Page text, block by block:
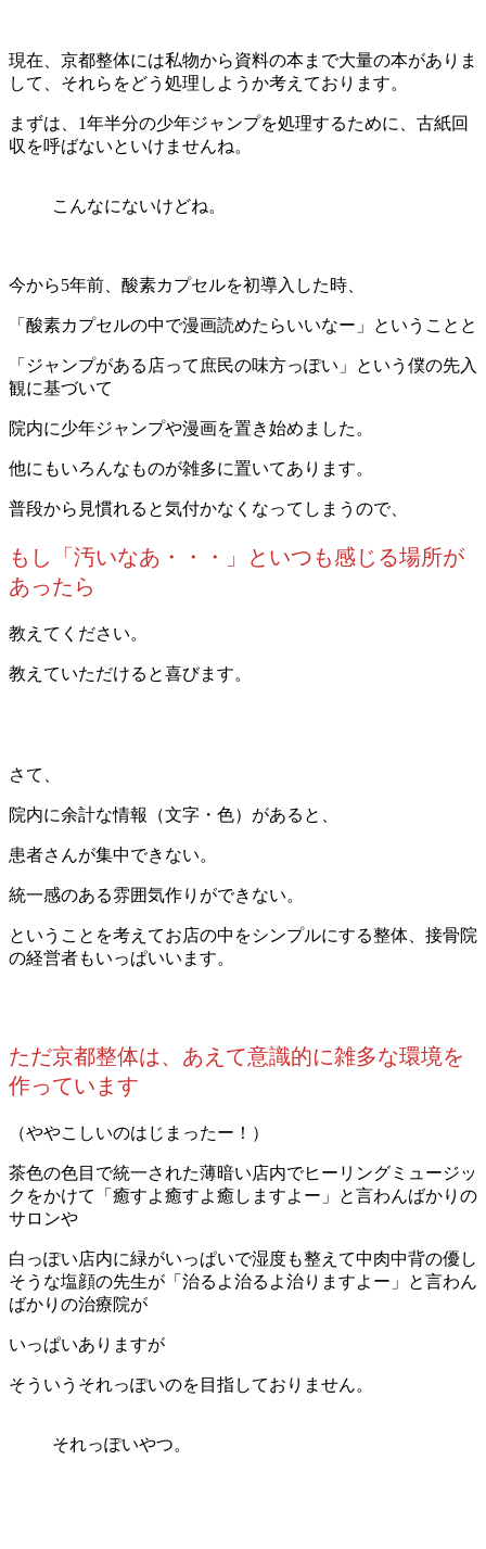
現在、京都整体には私物から資料の本まで大量の本がありま
して、それらをどう処理しようか考えております。
まずは、1年半分の少年ジャンプを処理するために、古紙回
収を呼ばないといけませんね。
こんなにないけどね。
今から5年前、酸素カプセルを初導入した時、
「酸素カプセルの中で漫画読めたらいいなー」ということと
「ジャンプがある店って庶民の味方っぽい」という僕の先入
観に基づいて
院内に少年ジャンプや漫画を置き始めました。
他にもいろんなものが雑多に置いてあります。
普段から見慣れると気付かなくなってしまうので、
もし「汚いなあ・・・」といつも感じる場所が
あったら
教えてください。
教えていただけると喜びます。
さて、
院内に余計な情報（文字・色）があると、
患者さんが集中できない。
統一感のある雰囲気作りができない。
ということを考えてお店の中をシンプルにする整体、接骨院
の経営者もいっぱいいます。
ただ京都整体は、あえて意識的に雑多な環境を
作っています
（ややこしいのはじまったー！）
茶色の色目で統一された薄暗い店内でヒーリングミュージッ
クをかけて「癒すよ癒すよ癒しますよー」と言わんばかりの
サロンや
白っぽい店内に緑がいっぱいで湿度も整えて中肉中背の優し
そうな塩顔の先生が「治るよ治るよ治りますよー」と言わん
ばかりの治療院が
いっぱいありますが
そういうそれっぽいのを目指しておりません。
それっぽいやつ。